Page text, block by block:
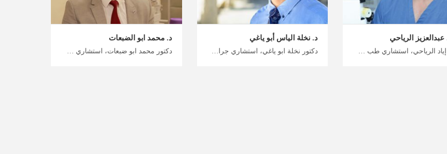
عبدالعزيز الرياحي
دكتور إياد الرياحي، استشاري طب عيون في عمان استفد من شبكتنا العالمية من المستشفيات والأطباء في الأردن، جراحة العيون المبتكرة والآمنة من أمهر اختصاصيو العيون، خطط لرحلتك العلاجية في الأردن مع ميدكس
د. نخلة الياس أبو ياغي
دكتور نخلة ابو ياغي، استشاري جراحة عيون في عمان احصل على خطة علاج ملائمة في الأردن مع ميدكس الأردن، تكنولوجيا متقدمة لجراحة العيون الدقيقة في الأردن، ميدكس هي خيارك الصحيح لخدمات الاستقبال والعلاج
د. محمد ابو الضبعات
دكتور محمد ابو ضبعات، استشاري جراحة عيون في عمان احصل على علاج ميسور التكلفة في الأردن معنا، أفضل أطباء العيون في الأردن لجراحة وعلاج مختلف مشاكل العيون، ابدأ رحلتك العلاجية والاستشفائية مع ميدكس الأردن